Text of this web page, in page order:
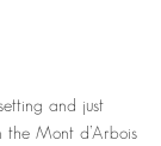
and just
the Mont d’Arbois